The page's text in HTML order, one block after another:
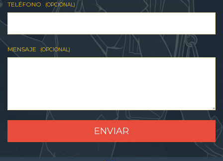
TELÉFONO (OPCIONAL)
MENSAJE (OPCIONAL)